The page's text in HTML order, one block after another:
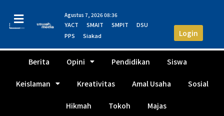
Login
Agustus 7, 2026 08:36
YACT SMAIT SMPIT
DSU
PPS
Siakad
Berita Opini Pendidikan Siswa
Keislaman Kreativitas Amal Usaha Sosial
Hikmah Tokoh Majas